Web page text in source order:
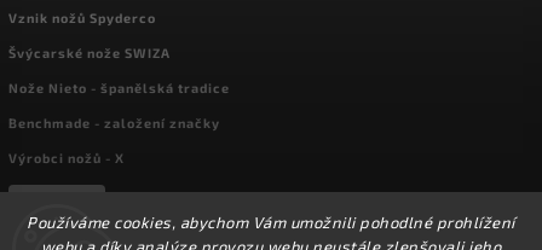
Používáme cookies, abychom Vám umožnili pohodlné prohlížení
Vznik nožů Spyderco
Švýcarské nože SWIZA
Nože Nieto - španělská tradice
Benchmade - založení značky
Výrobci nožů - X